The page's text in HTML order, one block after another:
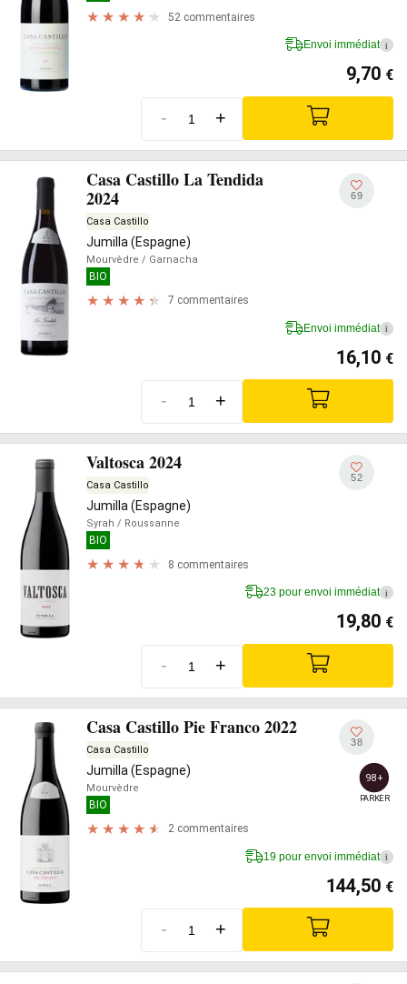
52 commentaires
Envoi immédiat i
9,70 €
- +
Casa Castillo La Tendida
2024
Casa Castillo
Jumilla (Espagne)
Mourvèdre / Garnacha
BIO
7 commentaires
69
Envoi immédiat i
16,10 €
- +
Valtosca 2024
Casa Castillo
Jumilla (Espagne)
Syrah / Roussanne
BIO
8 commentaires
52
23 pour envoi immédiat i
19,80 €
- +
Casa Castillo Pie Franco 2022
Casa Castillo
Jumilla (Espagne)
Mourvèdre
BIO
2 commentaires
38
98+
PARKER
19 pour envoi immédiat i
144,50 €
- +